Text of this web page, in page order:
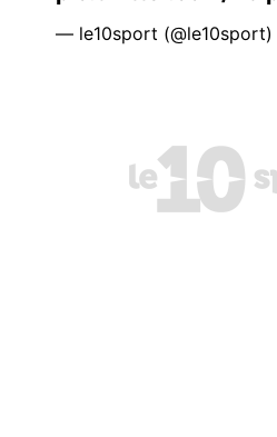
— le10sport (@le10sport)